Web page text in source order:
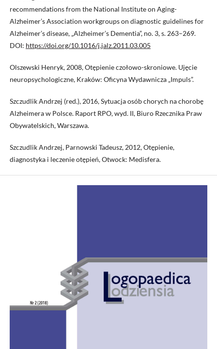
recommendations from the National Institute on Aging-
Alzheimer’s Association workgroups on diagnostic guidelines for
Alzheimer’s disease, „Alzheimer’s Dementia”, no. 3, s. 263–269.
DOI: https://doi.org/10.1016/j.jalz.2011.03.005
Olszewski Henryk, 2008, Otępienie czołowo-skroniowe. Ujęcie
neuropsychologiczne, Kraków: Oficyna Wydawnicza „Impuls”.
Szczudlik Andrzej (red.), 2016, Sytuacja osób chorych na chorobę
Alzheimera w Polsce. Raport RPO, wyd. II, Biuro Rzecznika Praw
Obywatelskich, Warszawa.
Szczudlik Andrzej, Parnowski Tadeusz, 2012, Otępienie,
diagnostyka i leczenie otępień, Otwock: Medisfera.